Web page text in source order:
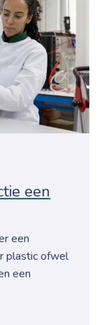
een
een
plastic ofwel
een